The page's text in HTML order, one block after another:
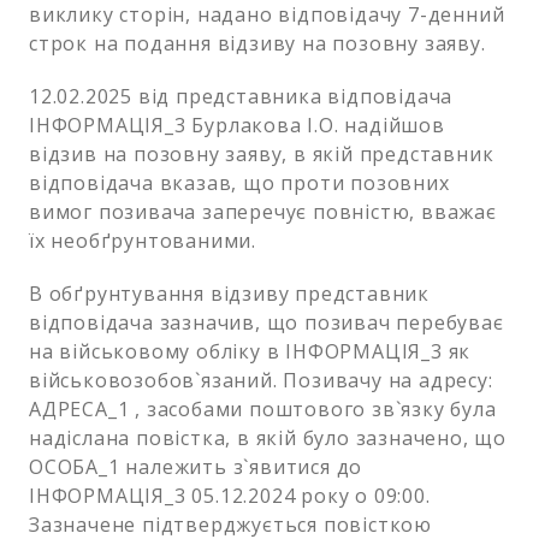
виклику сторін, надано відповідачу 7-денний
строк на подання відзиву на позовну заяву.
12.02.2025 від представника відповідача
ІНФОРМАЦІЯ_3 Бурлакова І.О. надійшов
відзив на позовну заяву, в якій представник
відповідача вказав, що проти позовних
вимог позивача заперечує повністю, вважає
їх необґрунтованими.
В обґрунтування відзиву представник
відповідача зазначив, що позивач перебуває
на військовому обліку в ІНФОРМАЦІЯ_3 як
військовозобов`язаний. Позивачу на адресу:
АДРЕСА_1 , засобами поштового зв`язку була
надіслана повістка, в якій було зазначено, що
ОСОБА_1 належить з`явитися до
ІНФОРМАЦІЯ_3 05.12.2024 року о 09:00.
Зазначене підтверджується повісткою